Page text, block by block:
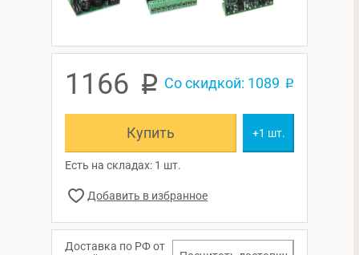
1166 p Со скидкой: 1089 p
Купить +1 шт.
Есть на складах: 1 шт.
Доставка по РФ от